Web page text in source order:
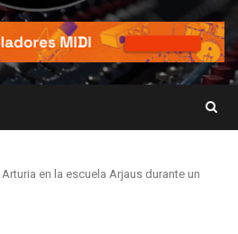
en la escuela Arjaus durante un